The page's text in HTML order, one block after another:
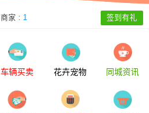
商家 : 1 签到有礼
车辆买卖 花卉宠物 同城资讯